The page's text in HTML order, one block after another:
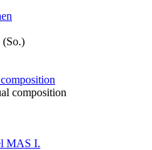
(So.)
MAS I.